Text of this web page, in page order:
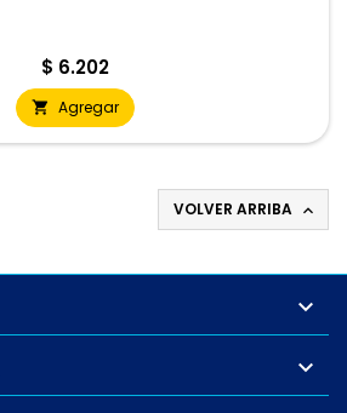
Precio
$ 6.202
 Agregar
VOLVER ARRIBA 

